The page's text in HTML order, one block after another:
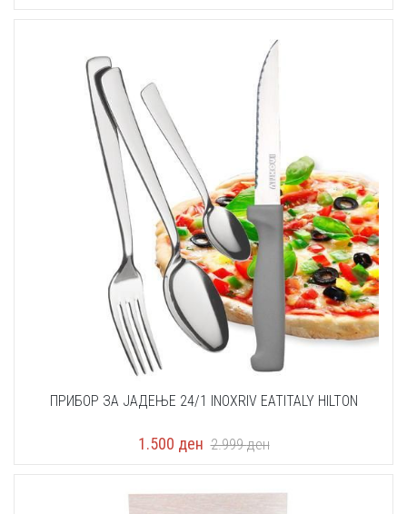
ПРИБОР ЗА ЈАДЕЊЕ 24/1 INOXRIV EATITALY HILTON
1.500 ден 2.999ден